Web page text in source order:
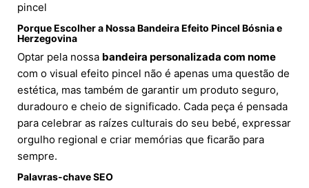
pincel
Porque Escolher a Nossa Bandeira Efeito Pincel Bósnia e
Herzegovina
Optar pela nossa bandeira personalizada com nome
com o visual efeito pincel não é apenas uma questão de
estética, mas também de garantir um produto seguro,
duradouro e cheio de significado. Cada peça é pensada
para celebrar as raízes culturais do seu bebé, expressar
orgulho regional e criar memórias que ficarão para
sempre.
Palavras-chave SEO